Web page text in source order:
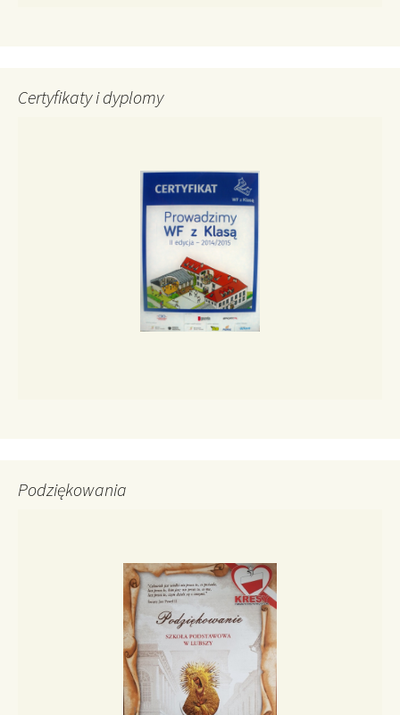
Certyfikaty i dyplomy
Podziękowania